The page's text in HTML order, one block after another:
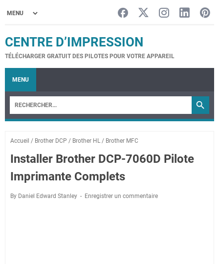
CENTRE D’IMPRESSION
TÉLÉCHARGER GRATUIT DES PILOTES POUR VOTRE APPAREIL
MENU
Accueil / Brother DCP / Brother HL / Brother MFC
Installer Brother DCP-7060D Pilote
Imprimante Complets
By Daniel Edward Stanley Enregistrer un commentaire